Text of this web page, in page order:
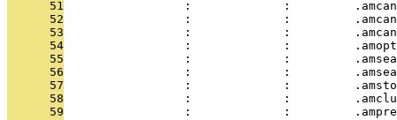
      51
:             :
      52
:             :
      53
:             :
      54
:             :
      55
:             :
      56
:             :
      57
:             :
      58
:             :
      59
:             :